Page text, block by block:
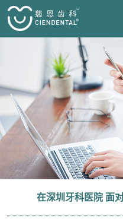
在深圳牙科医院 面